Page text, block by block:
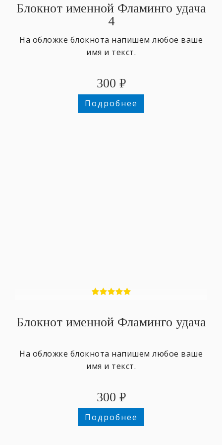
Блокнот именной Фламинго удача
4
На обложке блокнота напишем любое ваше
имя и текст.
300 ₽
Подробнее
Блокнот именной Фламинго удача
На обложке блокнота напишем любое ваше
имя и текст.
300 ₽
Подробнее